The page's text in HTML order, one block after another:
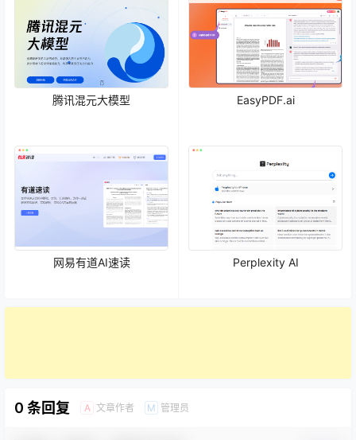
腾讯混元大模型 EasyPDF.ai
网易有道AI速读 Perplexity AI
0 条回复 A 文章作者 M 管理员